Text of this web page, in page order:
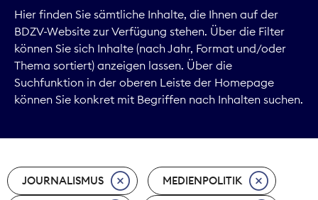
Digitales
Kommunikation
Marktdaten
Nachhaltigkeit
Hier finden Sie sämtliche Inhalte, die Ihnen auf der
BDZV-Website zur Verfügung stehen. Über die Filter
können Sie sich Inhalte (nach Jahr, Format und/oder
Thema sortiert) anzeigen lassen. Über die
Suchfunktion in der oberen Leiste der Homepage
können Sie konkret mit Begriffen nach Inhalten suchen.
JOURNALISMUS MEDIENPOLITIK